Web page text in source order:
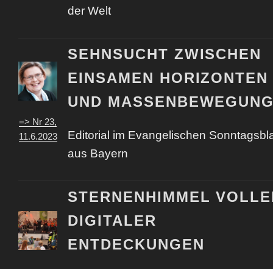
der Welt
=> Nr 23,
11.6.2023
SEHNSUCHT ZWISCHEN
EINSAMEN HORIZONTEN
UND
Editorial im Evangelischen
aus Bayern
STERNENHIMMEL
DIGITALER
ENTDECKUNGEN